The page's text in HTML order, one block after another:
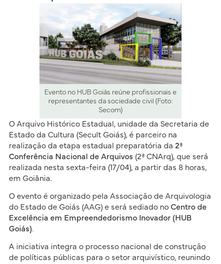
Evento no HUB Goiás reúne profissionais e
representantes da sociedade civil (Foto:
Secom)
O Arquivo Histórico Estadual, unidade da Secretaria de
Estado da Cultura (Secult Goiás), é parceiro na
realização da etapa estadual preparatória da 2ª
Conferência Nacional de Arquivos (2ª CNArq), que será
realizada nesta sexta-feira (17/04), a partir das 8 horas,
em Goiânia.
O evento é organizado pela Associação de Arquivologia
do Estado de Goiás (AAG) e será sediado no Centro de
Excelência em Empreendedorismo Inovador (HUB
Goiás).
A iniciativa integra o processo nacional de construção
de políticas públicas para o setor arquivístico, reunindo